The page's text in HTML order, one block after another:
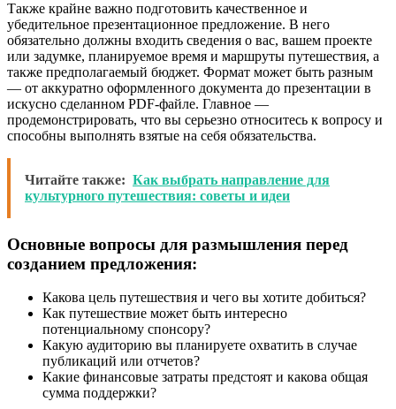
Также крайне важно подготовить качественное и
убедительное презентационное предложение. В него
обязательно должны входить сведения о вас, вашем проекте
или задумке, планируемое время и маршруты путешествия, а
также предполагаемый бюджет. Формат может быть разным
— от аккуратно оформленного документа до презентации в
искусно сделанном PDF-файле. Главное —
продемонстрировать, что вы серьезно относитесь к вопросу и
способны выполнять взятые на себя обязательства.
Читайте также: Как выбрать направление для
культурного путешествия: советы и идеи
Основные вопросы для размышления перед
созданием предложения:
Какова цель путешествия и чего вы хотите добиться?
Как путешествие может быть интересно
потенциальному спонсору?
Какую аудиторию вы планируете охватить в случае
публикаций или отчетов?
Какие финансовые затраты предстоят и какова общая
сумма поддержки?